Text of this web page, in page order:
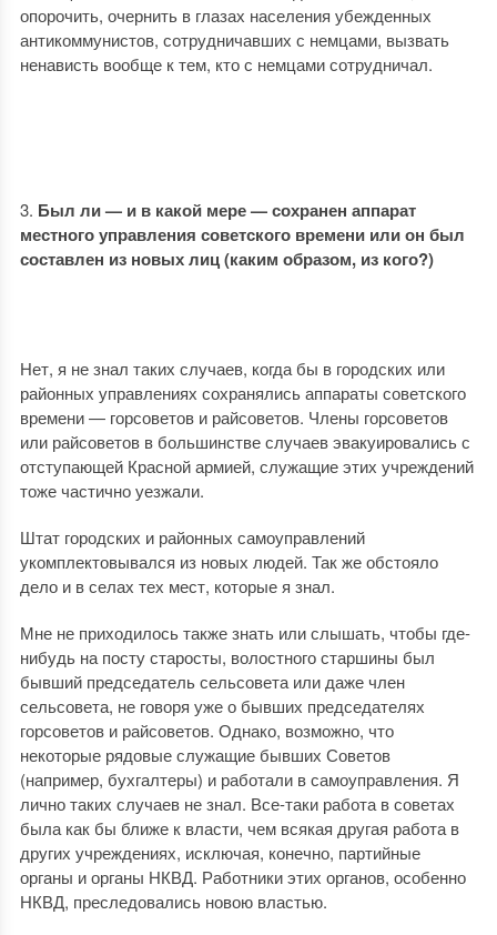
опорочить, очернить в глазах населения убежденных
антикоммунистов, сотрудничавших с немцами, вызвать
ненависть вообще к тем, кто с немцами сотрудничал.
Был ли — и в какой мере — сохранен аппарат
местного управления советского времени или он был
составлен из новых лиц (каким образом, из кого?)
Нет, я не знал таких случаев, когда бы в городских или
районных управлениях сохранялись аппараты советского
времени — горсоветов и райсоветов. Члены горсоветов
или райсоветов в большинстве случаев эвакуировались с
отступающей Красной армией, служащие этих учреждений
тоже частично уезжали.
Штат городских и районных самоуправлений
укомплектовывался из новых людей. Так же обстояло
дело и в селах тех мест, которые я знал.
Мне не приходилось также знать или слышать, чтобы где-
нибудь на посту старосты, волостного старшины был
бывший председатель сельсовета или даже член
сельсовета, не говоря уже о бывших председателях
горсоветов и райсоветов. Однако, возможно, что
некоторые рядовые служащие бывших Советов
(например, бухгалтеры) и работали в самоуправления. Я
лично таких случаев не знал. Все-таки работа в советах
была как бы ближе к власти, чем всякая другая работа в
других учреждениях, исключая, конечно, партийные
органы и органы НКВД. Работники этих органов, особенно
НКВД, преследовались новою властью.